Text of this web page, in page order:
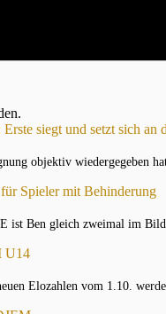
siegt und setzt sich an
objektiv wiedergegeben
Spieler mit Behinderung
ist Ben gleich zweimal im
U14
Elozahlen vom 1.10.